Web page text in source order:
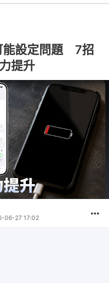
能設定問題 7招
提升
06-27 17:02